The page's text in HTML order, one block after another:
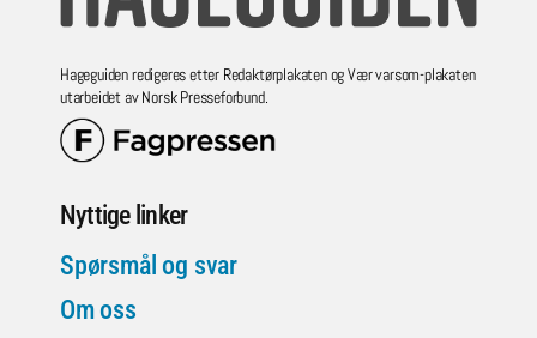
Hageguiden redigeres etter Redaktørplakaten og Vær varsom-plakaten
utarbeidet av Norsk Presseforbund.
Nyttige linker
Spørsmål og svar
Om oss